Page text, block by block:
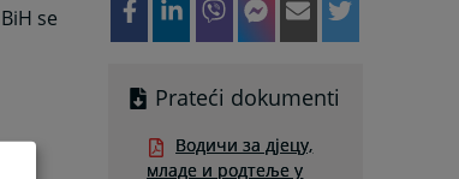
se
Prateći dokumenti
Водичи за дјецу,
младе и родтеље у